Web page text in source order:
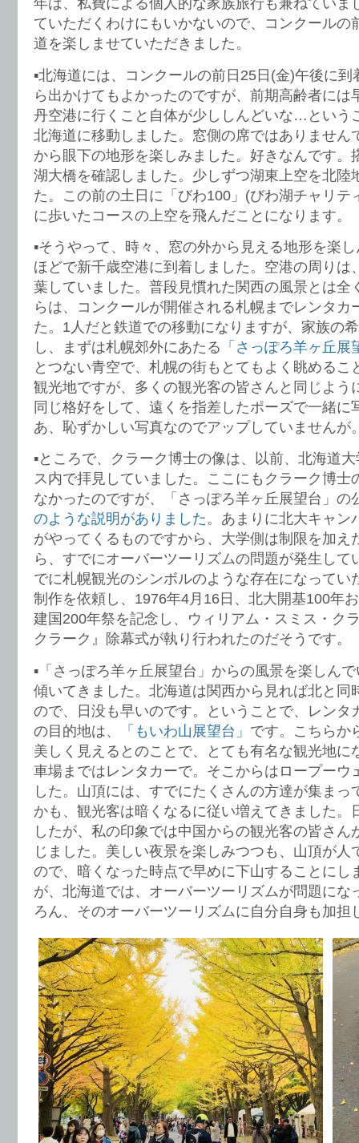
年は、私費による個人的な家族旅行も兼ねていま
ていただくわけにもいかないので、コンクールの
道を楽しませていただきました。
▪️北海道には、コンクールの前日25日(金)午後に
ら出かけてもよかったのですが、前期高齢者には
丹空港に行くこと自体が少ししんどいな…という
北海道に移動しました。窓側の席ではありません
から眼下の地形を楽しみました。好きなんです。
湖大橋を確認しました。少しずつ湖東上空を北陸
た。この前の土日に「びわ100」(びわ湖チャリテ
に歩いたコースの上空を飛んだことになります。
▪️そうやって、時々、窓の外から見える地形を楽
ほどで新千歳空港に到着しました。空港の周りは
葉していました。普段見慣れた関西の風景とは全
らは、コンクールが開催される札幌までレンタカ
た。1人だと鉄道での移動になりますが、家族の
し、まずは札幌郊外にあたる 「さっぽろ羊ヶ丘展
とつない青空で、札幌の街もとてもよく眺めるこ
観光地ですが、多くの観光客の皆さんと同じよう
同じ格好をして、遠くを指差したポーズで一緒に
あ、恥ずかしい写真なのでアップしていませんが
▪️ところで、クラーク博士の像は、以前、北海道
ス内で拝見していました。ここにもクラーク博士
なかったのですが、「さっぽろ羊ヶ丘展望台」の
のような説明がありました。あまりに北大キャン
がやってくるものですから、大学側は制限を加え
ら、すでにオーバーツーリズムの問題が発生して
でに札幌観光のシンボルのような存在になってい
制作を依頼し、1976年4月16日、北大開基100年
建国200年祭を記念し、ウィリアム・スミス・ク
クラーク』除幕式が執り行われたのだそうです。
▪️「さっぽろ羊ヶ丘展望台」からの風景を楽しん
傾いてきました。北海道は関西から見れば北と同
ので、日没も早いのです。ということで、レンタ
の目的地は、
「もいわ山展望台」 です。こちらか
美しく見えるとのことで、とても有名な観光地に
車場まではレンタカーで。そこからはロープーウ
した。山頂には、すでにたくさんの方達が集まっ
かも、観光客は暗くなるに従い増えてきました。
したが、私の印象では中国からの観光客の皆さん
じました。美しい夜景を楽しみつつも、山頂が人
ので、暗くなった時点で早めに下山することにし
が、北海道では、オーバーツーリズムが問題にな
ろん、そのオーバーツーリズムに自分自身も加